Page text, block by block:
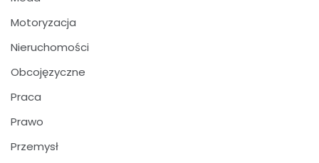
Motoryzacja
Nieruchomości
Obcojęzyczne
Praca
Prawo
Przemysł